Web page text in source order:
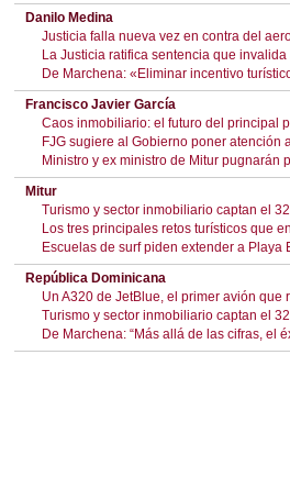
Danilo Medina
Justicia falla nueva vez en contra del
La Justicia ratifica sentencia que
De Marchena: «Eliminar incentivo
Francisco Javier García
Caos inmobiliario: el futuro del principal
FJG sugiere al Gobierno poner
Ministro y ex ministro de Mitur pugnarán
Mitur
Turismo y sector inmobiliario captan el
Los tres principales retos turísticos que
Escuelas de surf piden extender a Playa
República Dominicana
Un A320 de JetBlue, el primer avión
Turismo y sector inmobiliario captan el
De Marchena: “Más allá de las cifras, el